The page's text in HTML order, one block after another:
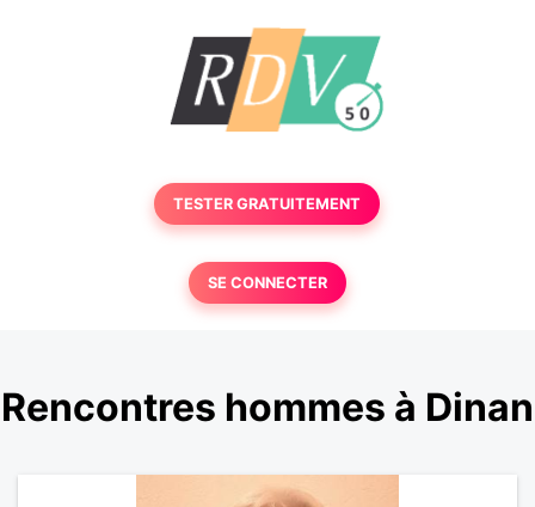
TESTER GRATUITEMENT
SE CONNECTER
Rencontres hommes à Dinan